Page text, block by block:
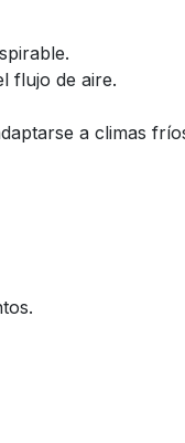
de aire.
a climas fríos.